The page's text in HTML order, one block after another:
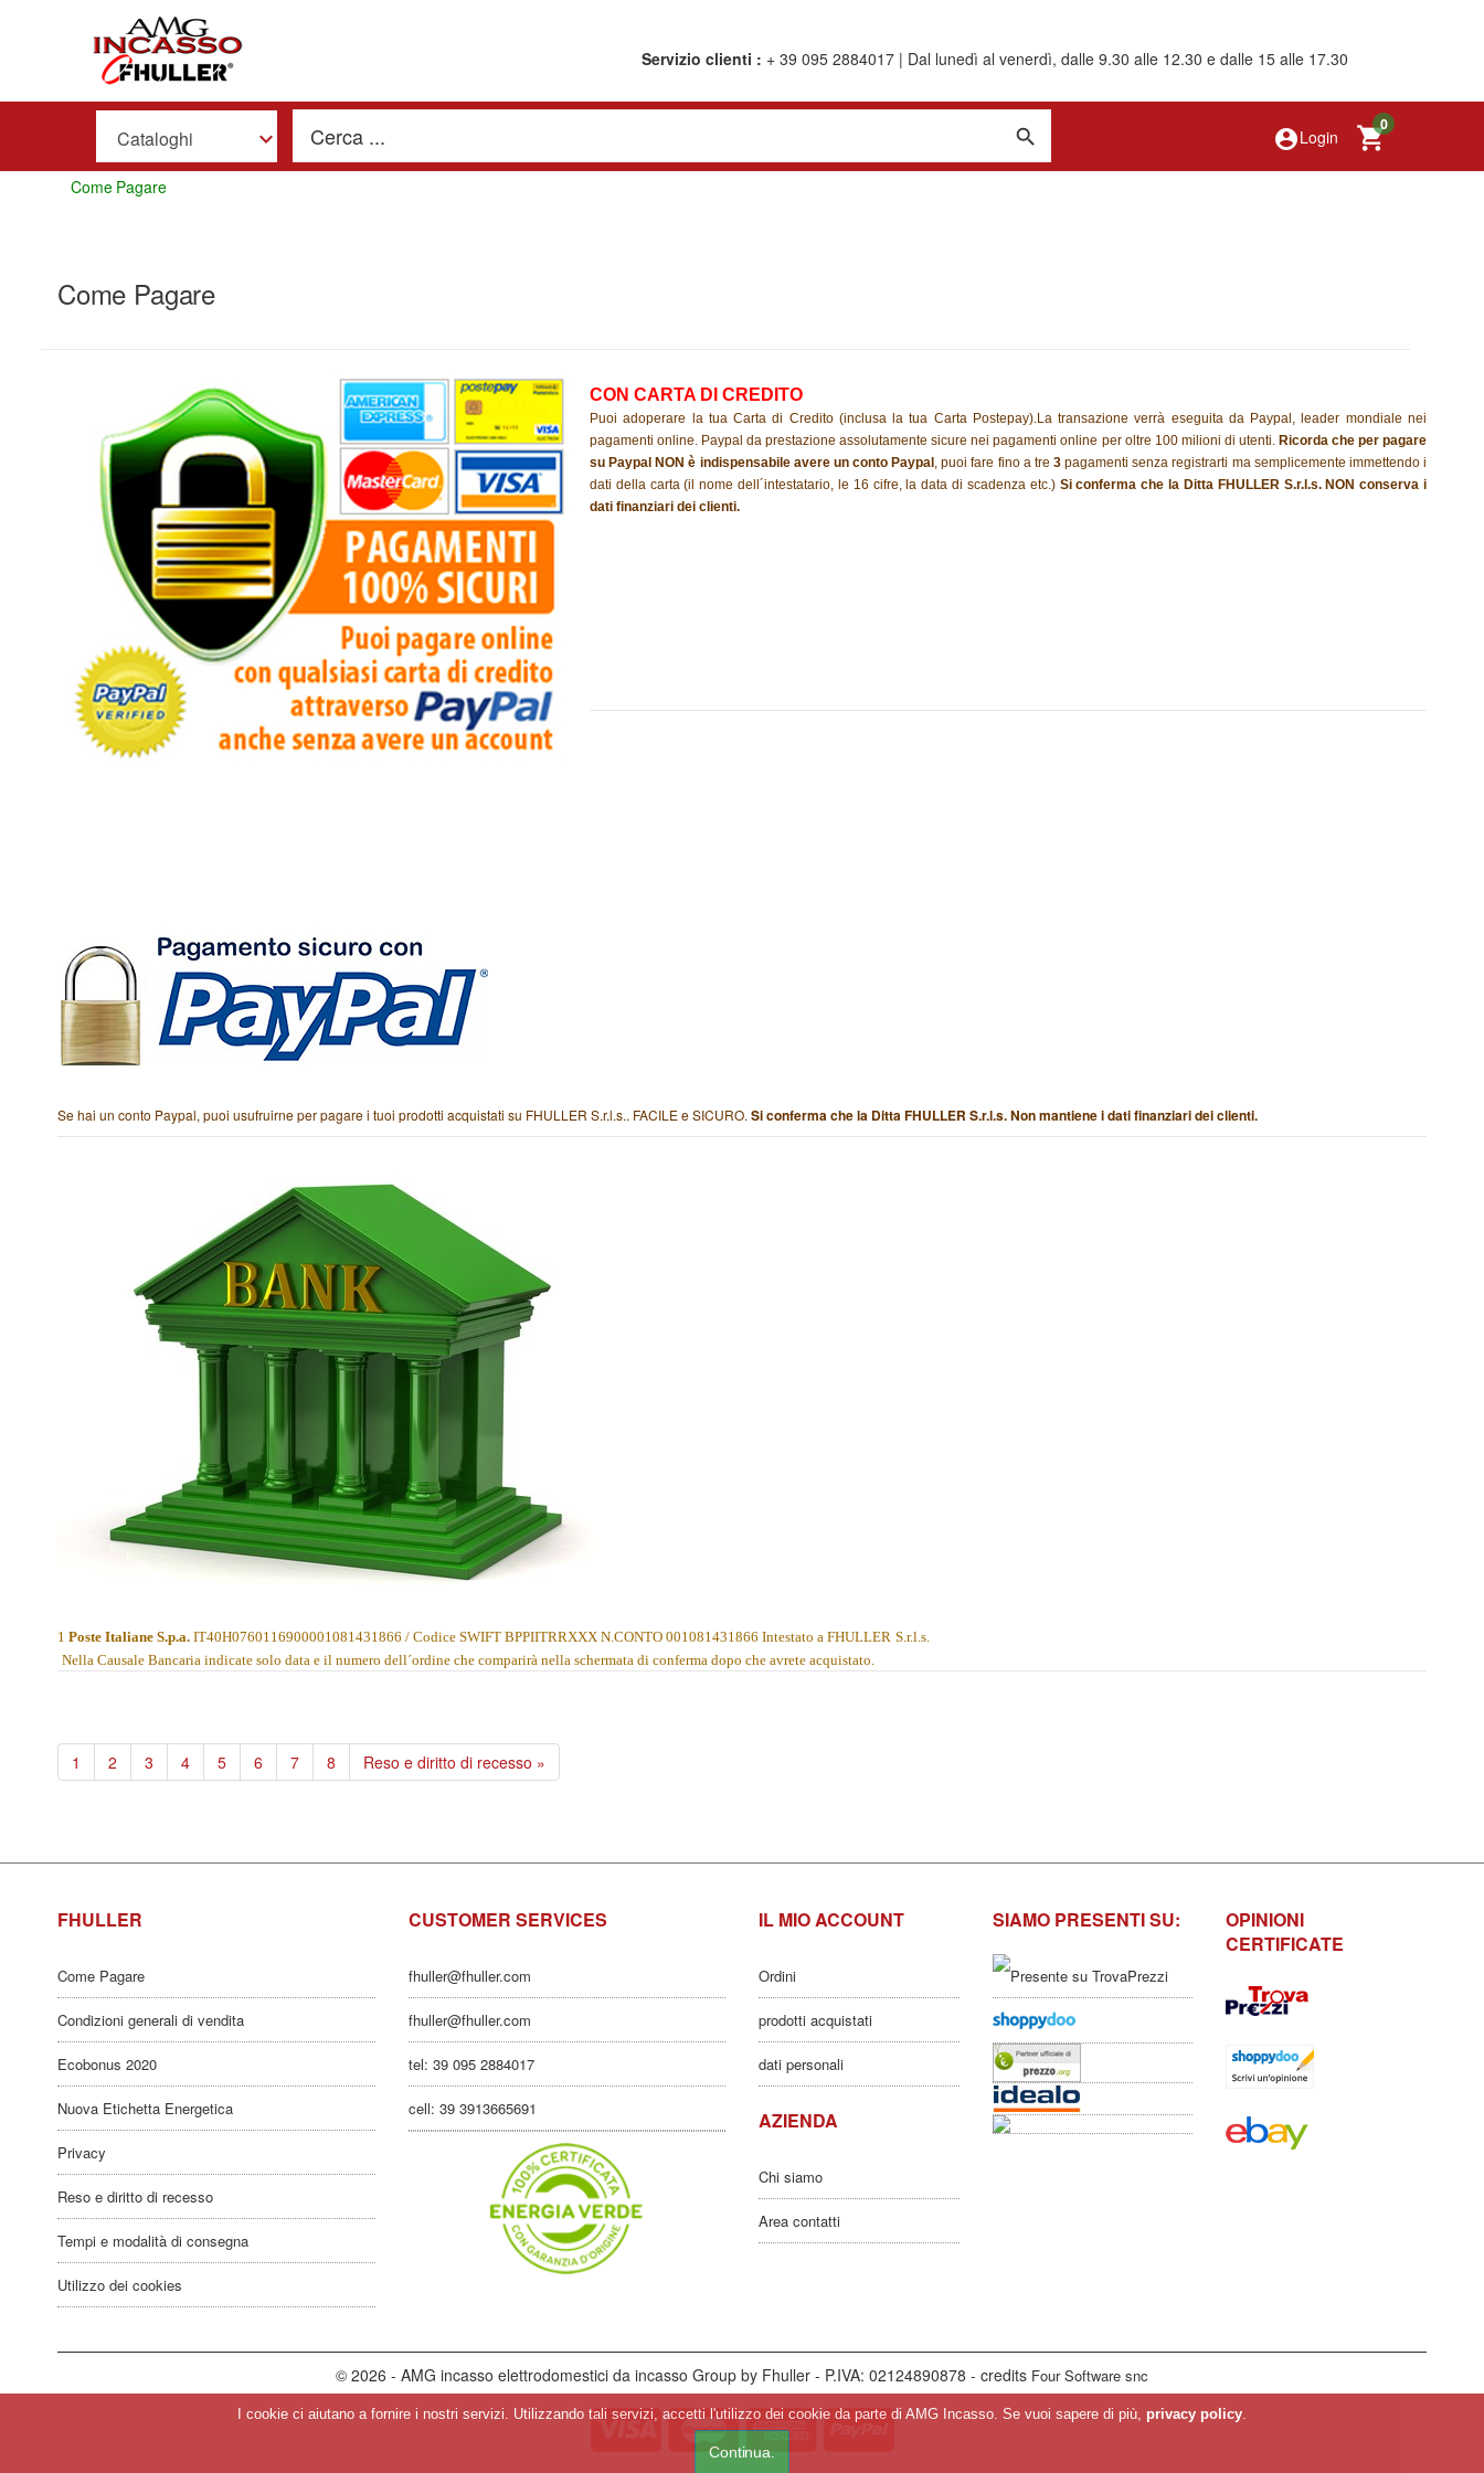
Servizio clienti : + 39 095 2884017 | Dal lunedì al venerdì, dalle 9.30 alle 12.30 e dalle 15 alle 17.30
Cataloghi
0
account_circleLogin
Come Pagare
Come Pagare
CON CARTA DI CREDITO
Puoi adoperare la tua Carta di Credito (inclusa la tua Carta Postepay).La transazione verrà eseguita da Paypal, leader mondiale nei
pagamenti online. Paypal da prestazione assolutamente sicure nei pagamenti online per oltre 100 milioni di utenti. Ricorda che per pagare
su Paypal NON è indispensabile avere un conto Paypal, puoi fare fino a tre3 pagamenti senza registrarti ma semplicemente immettendo i
dati della carta (il nome dell´intestatario, le 16 cifre,la data di scadenza etc.) Si conferma che la Ditta FHULLER S.r.l.s. NON conserva i
dati finanziari dei clienti.
Se hai un conto Paypal, puoi usufruirne per pagare i tuoi prodotti acquistati su FHULLER S.r.l.s.. FACILE e SICURO. Si conferma che la Ditta FHULLER S.r.l.s. Non mantiene i dati finanziari dei clienti.
1 Poste Italiane S.p.a. IT40H0760116900001081431866 / Codice SWIFT BPPIITRRXXX N.CONTO 001081431866 Intestato a FHULLER S.r.l.s.
Nella Causale Bancaria indicate solo data e il numero dell´ordine che comparirà nella schermata di conferma dopo che avrete acquistato
1 2 3 4 5 6 7 8 Reso e diritto di recesso »
FHULLER
Come Pagare
Condizioni generali di vendita
Ecobonus 2020
Nuova Etichetta Energetica
Privacy
Reso e diritto di recesso
Tempi e modalità di consegna
Utilizzo dei cookies
CUSTOMER SERVICES
fhuller@fhuller.com
fhuller@fhuller.com
tel: 39 095 2884017
cell: 39 3913665691
IL MIO ACCOUNT
Ordini
prodotti acquistati
dati personali
AZIENDA
Chi siamo
Area contatti
SIAMO PRESENTI SU:
OPINIONI
CERTIFICATE
© 2026 - AMG incasso elettrodomestici da incasso Group by Fhuller - P.IVA: 02124890878 - credits Four Software snc
I cookie ci aiutano a fornire i nostri servizi. Utilizzando tali servizi, accetti l'utilizzo dei cookie da parte di AMG Incasso. Se vuoi sapere di più, privacy policy.